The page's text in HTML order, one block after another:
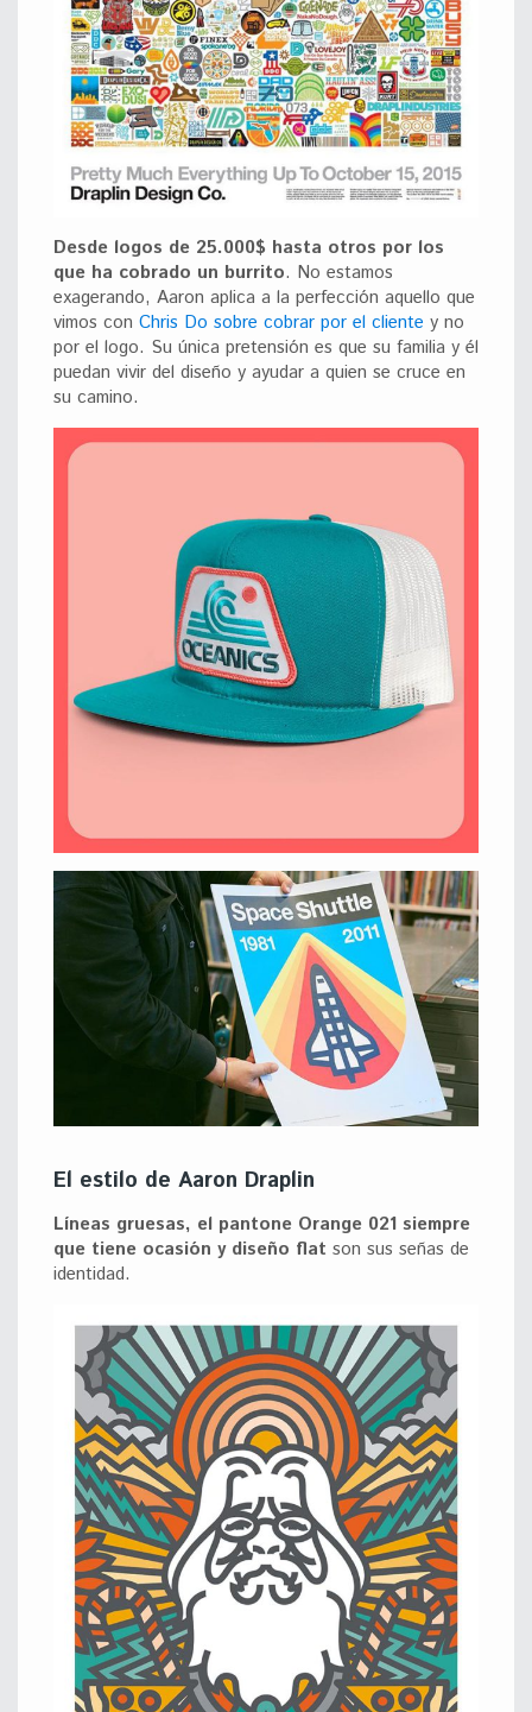
Desde logos de 25.000$ hasta otros por los
que ha cobrado un burrito. No estamos
exagerando, Aaron aplica a la perfección aquello que
vimos con Chris Do sobre cobrar por el cliente y no
por el logo. Su única pretensión es que su familia y él
puedan vivir del diseño y ayudar a quien se cruce en
su camino.
El estilo de Aaron Draplin
Líneas gruesas, el pantone Orange 021 siempre
que tiene ocasión y diseño flat son sus señas de
identidad.